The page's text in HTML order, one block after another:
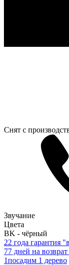
Снят с
Звучание
Цвета
BK - чёрный
22 года гарантия
77 дней на
1посадим 1 дерево